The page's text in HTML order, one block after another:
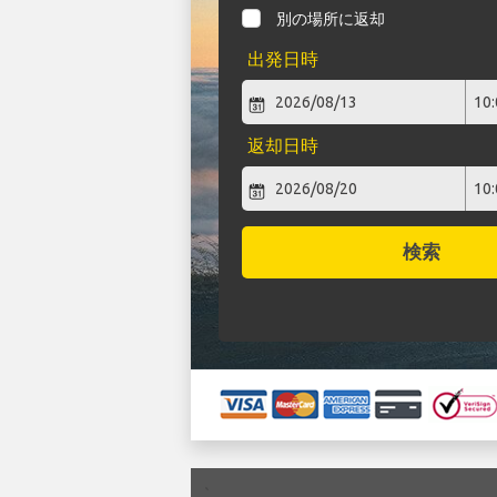
別の場所に返却
出発日時
返却日時
検索